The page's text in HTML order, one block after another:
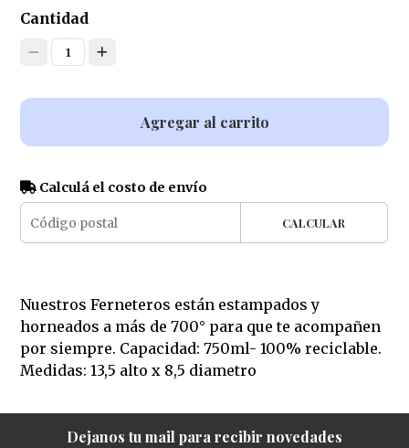
Cantidad
1
Agregar al carrito
Calculá el costo de envío
CALCULAR
Nuestros Ferneteros están estampados y
horneados a más de 700° para que te acompañen
por siempre. Capacidad: 750ml- 100% reciclable.
Medidas: 13,5 alto x 8,5 diametro
Dejanos tu mail para recibir novedades